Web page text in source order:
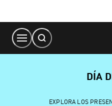
Content
DÍA
EXPLORA LOS